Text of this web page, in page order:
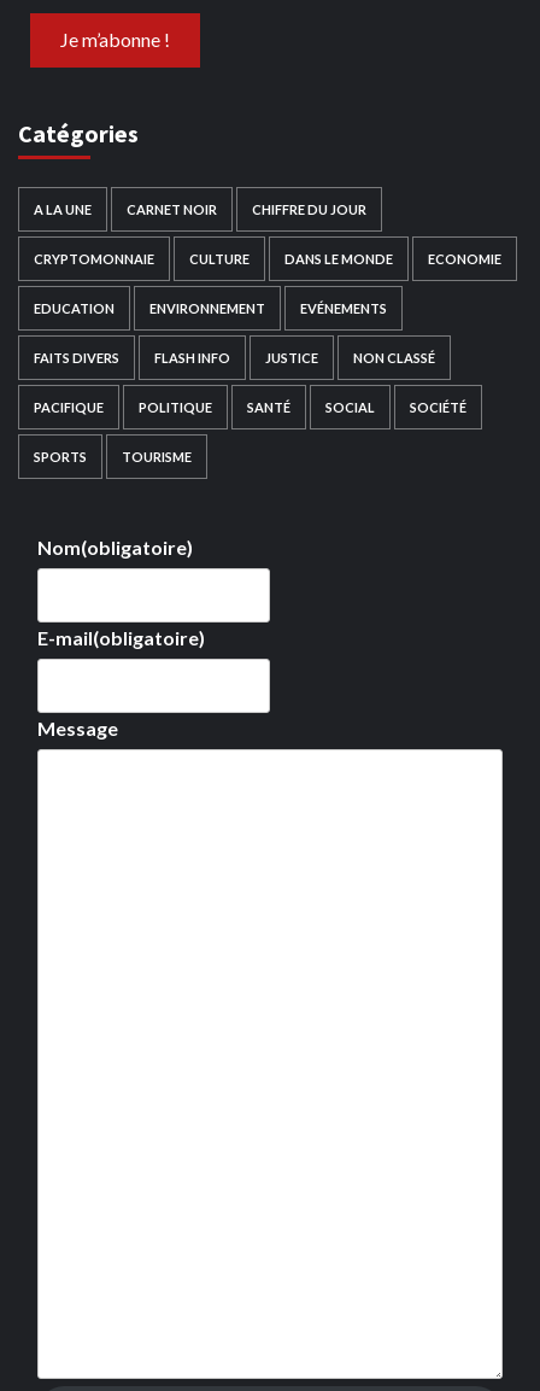
Catégories
A LA UNE CARNET NOIR CHIFFRE DU JOUR
CRYPTOMONNAIE CULTURE DANS LE MONDE ECONOMIE
EDUCATION ENVIRONNEMENT EVÉNEMENTS
FAITS DIVERS FLASH INFO JUSTICE NON CLASSÉ
PACIFIQUE POLITIQUE SANTÉ SOCIAL SOCIÉTÉ
SPORTS TOURISME
Nom(obligatoire)
E-mail(obligatoire)
Message